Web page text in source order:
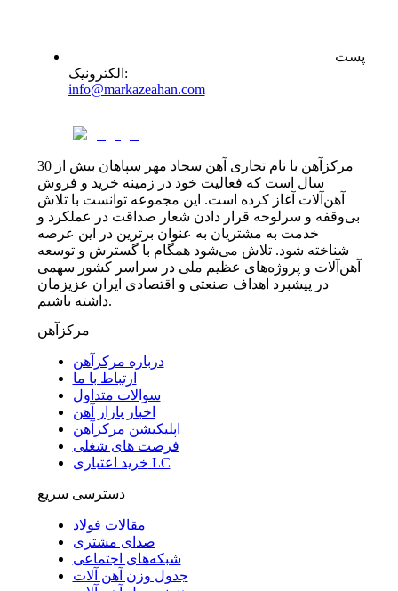
پست
الکترونیک :
info@markazeahan.com
مرکزآهن با نام تجاری آهن سجاد مهر سپاهان بیش از 30
سال است که فعالیت خود در زمینه خرید و فروش
آهن‌آلات آغاز کرده است. این مجموعه توانست با تلاش
بی‌وقفه و سرلوحه قرار دادن شعار صداقت در عملکرد و
خدمت به مشتریان به عنوان برترین در این عرصه
شناخته شود. تلاش می‌شود همگام با گسترش و توسعه
آهن‌آلات و پروژه‌های عظیم ملی در سراسر کشور سهمی
در پیشبرد اهداف صنعتی و اقتصادی ایران عزیزمان
داشته باشیم.
مرکزآهن
درباره مرکزآهن
ارتباط با ما
سوالات متداول
اخبار بازار آهن
اپلیکیشن مرکزآهن
فرصت های شغلی
خرید اعتباری LC
دسترسی سریع
مقالات فولاد
صدای مشتری
شبکه‌های اجتماعی
جدول وزن آهن آلات